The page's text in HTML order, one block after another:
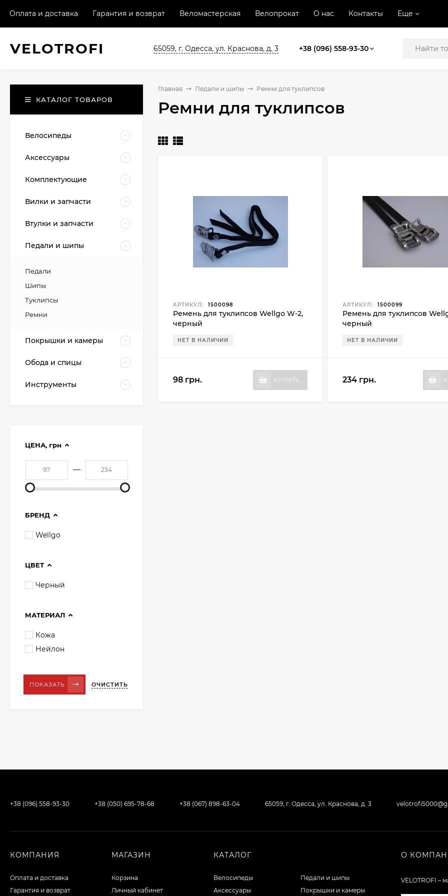
Оплата и доставка Гарантия и возврат Веломастерская Велопрокат О нас Контакты Еще
VELOTROFI 65059, г. Одесса, ул. Краснова, д. 3 +38 (096) 558-93-30
Главная Педали и шипы Ремни для туклипсов
Ремни для туклипсов
АРТИКУЛ: 1500098
Ремень для туклипсов Wellgo W-2,
черный
НЕТ В НАЛИЧИИ
98 грн. КУПИТЬ
АРТИКУЛ: 1500099
Ремень для туклипсов
черный
НЕТ В НАЛИЧИИ
234 грн.
КАТАЛОГ ТОВАРОВ
Велосипеды
Аксессуары
Комплектующие
Вилки и запчасти
Втулки и запчасти
Педали и шипы
Педали
Шипы
Туклипсы
Ремни
Покрышки и камеры
Обода и спицы
Инструменты
ЦЕНА, грн
—
БРЕНД
Wellgo
ЦВЕТ
Черный
МАТЕРИАЛ
Кожа
Нейлон
ПОКАЗАТЬ ОЧИСТИТЬ
+38 (096) 558-93-30 +38 (050) 695-78-68 +38 (067) 898-63-04 65059, г. Одесса, ул. Краснова, д. 3
КОМПАНИЯ
Оплата и доставка
Гарантия и возврат
МАГАЗИН
Корзина
Личный кабинет
КАТАЛОГ
Велосипеды
Аксессуары
Педали и шипы
Покрышки и камеры
О
VELOTROFI –